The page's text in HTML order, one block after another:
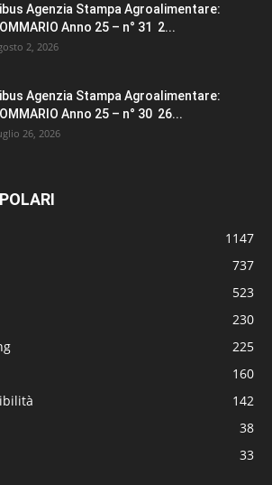
Agenzia Stampa Agroalimentare:
Anno 25 – n° 31 2...
2, 2026
Agenzia Stampa Agroalimentare:
Anno 25 – n° 30 26...
26, 2026
1147
737
523
230
225
160
142
38
33